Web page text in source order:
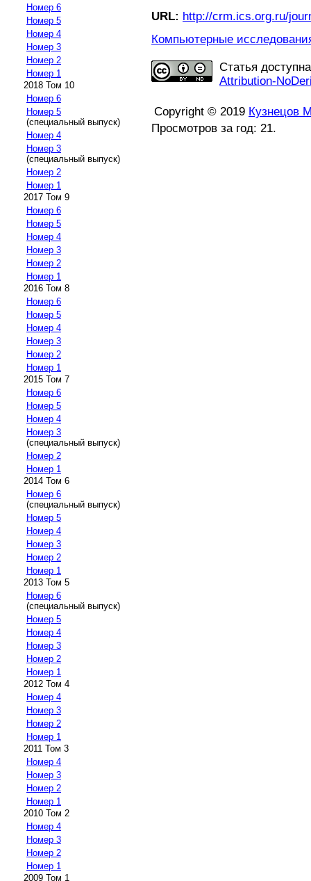
Номер 6
Номер 5
Номер 4
Номер 3
Номер 2
Номер 1
2018 Том 10
Номер 6
Номер 5
(специальный выпуск)
Номер 4
Номер 3
(специальный выпуск)
Номер 2
Номер 1
2017 Том 9
Номер 6
Номер 5
Номер 4
Номер 3
Номер 2
Номер 1
2016 Том 8
Номер 6
Номер 5
Номер 4
Номер 3
Номер 2
Номер 1
2015 Том 7
Номер 6
Номер 5
Номер 4
Номер 3
(специальный выпуск)
Номер 2
Номер 1
2014 Том 6
Номер 6
(специальный выпуск)
Номер 5
Номер 4
Номер 3
Номер 2
Номер 1
2013 Том 5
Номер 6
(специальный выпуск)
Номер 5
Номер 4
Номер 3
Номер 2
Номер 1
2012 Том 4
Номер 4
Номер 3
Номер 2
Номер 1
2011 Том 3
Номер 4
Номер 3
Номер 2
Номер 1
2010 Том 2
Номер 4
Номер 3
Номер 2
Номер 1
2009 Том 1
URL: http://crm.ics.org.ru/
Компьютерные
Статья
Attribution-
Copyright © 2019 Кузнецов
Просмотров за год: 21.